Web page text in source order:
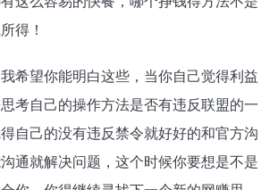
得！
希望你能明白这些，当你自己觉得利益
考自己的操作方法是否有违反联盟的一
自己的没有违反禁令就好好的和官方沟
通就解决问题，这个时候你要想是不是